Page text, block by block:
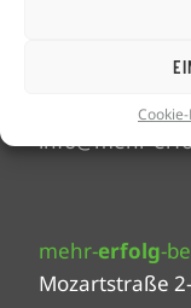
Altöttinger
84524
Telefon: +49
info@mehr-
mehr-erfolg-
Mozartstraße